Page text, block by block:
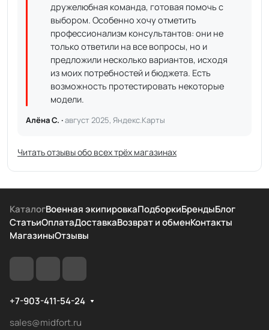
дружелюбная команда, готовая помочь с
выбором. Особенно хочу отметить
профессионализм консультантов: они не
только ответили на все вопросы, но и
предложили несколько вариантов, исходя
из моих потребностей и бюджета. Есть
возможность протестировать некоторые
модели.
Алёна С. ·август 2025, Яндекс.Карты
Читать отзывы обо всех трёх магазинах
КаталогВоенная экипировкаПодборкиБрендыБлог
СтатьиОплатаДоставкаВозврат и обменКонтакты
МагазиныОтзывы
+7-903-411-54-24
sales@midfort.ru